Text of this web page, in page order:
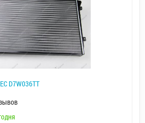
D7W036TT